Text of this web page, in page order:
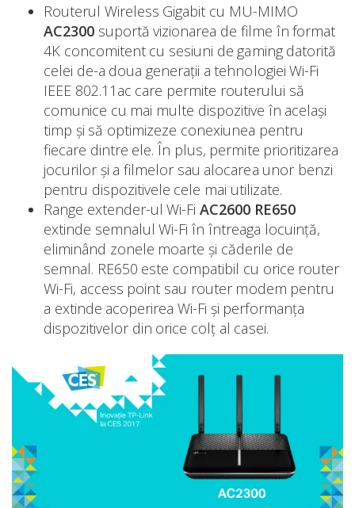
Routerul Wireless Gigabit cu MU-MIMO
AC2300 suportă vizionarea de filme în format
4K concomitent cu sesiuni de gaming datorită
celei de-a doua generații a tehnologiei Wi-Fi
IEEE 802.11ac care permite routerului să
comunice cu mai multe dispozitive în același
timp și să optimizeze conexiunea pentru
fiecare dintre ele. În plus, permite prioritizarea
jocurilor și a filmelor sau alocarea unor benzi
pentru dispozitivele cele mai utilizate.
Range extender-ul Wi-FiAC2600 RE650
extinde semnalul Wi-Fi în întreaga locuință,
eliminând zonele moarte și căderile de
semnal. RE650 este compatibil cu orice router
Wi-Fi, access point sau router modem pentru
a extinde acoperirea Wi-Fi și performanța
dispozitivelor din orice colț al casei.